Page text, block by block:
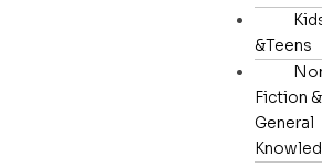
&Teens
Fiction &
General